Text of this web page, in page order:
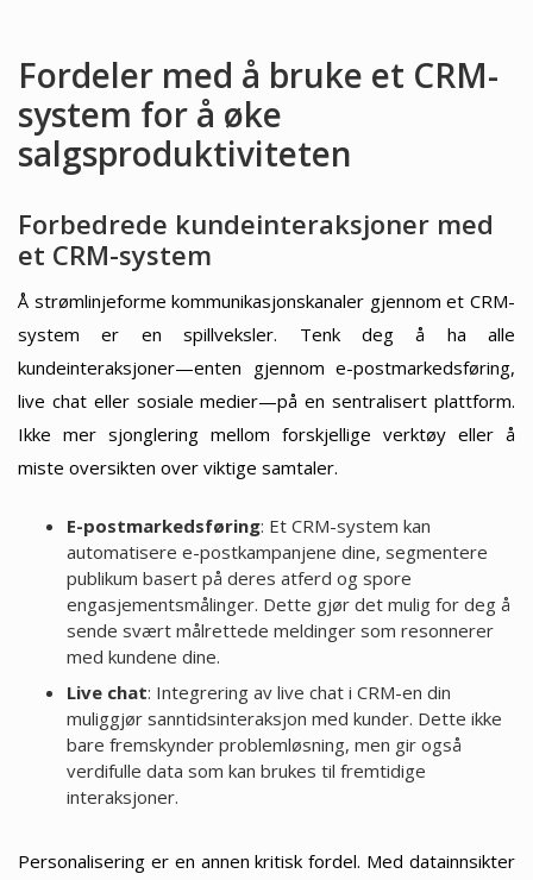
Fordeler med å bruke et CRM-
system for å øke
salgsproduktiviteten
Forbedrede kundeinteraksjoner med
et CRM-system
Å strømlinjeforme kommunikasjonskanaler gjennom et CRM-
system er en spillveksler. Tenk deg å ha alle
kundeinteraksjoner—enten gjennom e-postmarkedsføring,
live chat eller sosiale medier—på en sentralisert plattform.
Ikke mer sjonglering mellom forskjellige verktøy eller å
miste oversikten over viktige samtaler.
E-postmarkedsføring: Et CRM-system kan
automatisere e-postkampanjene dine, segmentere
publikum basert på deres atferd og spore
engasjementsmålinger. Dette gjør det mulig for deg å
sende svært målrettede meldinger som resonnerer
med kundene dine.
Live chat: Integrering av live chat i CRM-en din
muliggjør sanntidsinteraksjon med kunder. Dette ikke
bare fremskynder problemløsning, men gir også
verdifulle data som kan brukes til fremtidige
interaksjoner.
Personalisering er en annen kritisk fordel. Med datainnsikter